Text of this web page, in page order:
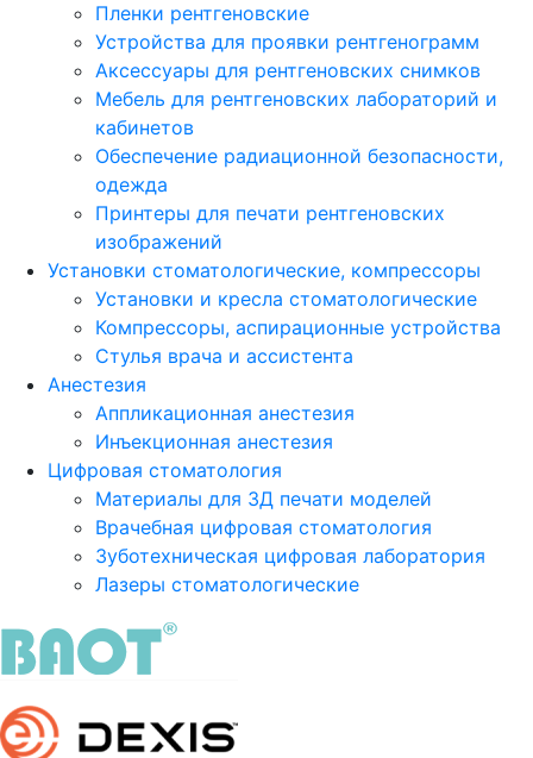
Пленки рентгеновские
Устройства для проявки рентгенограмм
Аксессуары для рентгеновских снимков
Мебель для рентгеновских лабораторий и
кабинетов
Обеспечение радиационной безопасности,
одежда
Принтеры для печати рентгеновских
изображений
Установки стоматологические, компрессоры
Установки и кресла стоматологические
Компрессоры, аспирационные устройства
Стулья врача и ассистента
Анестезия
Аппликационная анестезия
Инъекционная анестезия
Цифровая стоматология
Материалы для 3Д печати моделей
Врачебная цифровая стоматология
Зуботехническая цифровая лаборатория
Лазеры стоматологические